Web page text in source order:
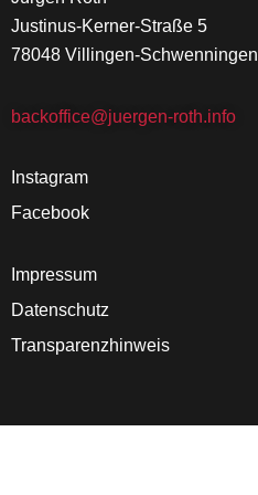
Justinus-Kerner-Straße 5
78048 Villingen-Schwenningen
backoffice@juergen-roth.info
Instagram
Facebook
Impressum
Datenschutz
Transparenzhinweis